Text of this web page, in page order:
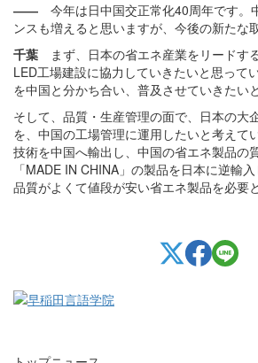
―― 今年は日中国交正常化40周年です。
ンスも増えると思いますが、今後の新たな
千葉 まず、日本の省エネ産業をリードす
LED工場建設に協力していきたいと思って
を中国と分かち合い、普及させていきたい
そして、品質・生産管理の面で、日本の大
を、中国の工場管理に運用したいと考えて
技術を中国へ輸出し、中国の省エネ製品の
「MADE IN CHINA」の製品を日本に逆輸
品質がよくて値段が安い省エネ製品を必要